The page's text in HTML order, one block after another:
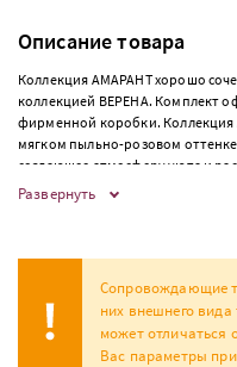
Описание товара
Коллекция АМАРАНТ хорошо
коллекцией ВЕРЕНА. Комплект
фирменной коробки. Коллекция
мягком пыльно-розовом
создающее атмосферу уюта и
Развернуть
Сопровождающие
них внешнего вида
может отличаться
Вас параметры